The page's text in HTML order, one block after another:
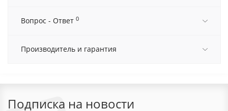
Вопрос - Ответ 0
Производитель и гарантия
Подписка на новости